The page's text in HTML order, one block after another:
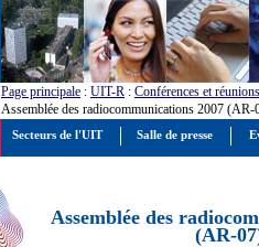
Page principale : UIT-R : Conférences et réunions
Assemblée des radiocommunications 2007 (AR-
Assemblée des
(AR-
Secteurs de l'UIT Salle de presse